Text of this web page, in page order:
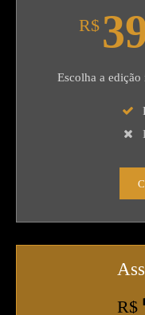
R$
Escolha a edição
R$